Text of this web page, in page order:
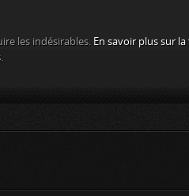
les indésirables. En savoir plus sur
.